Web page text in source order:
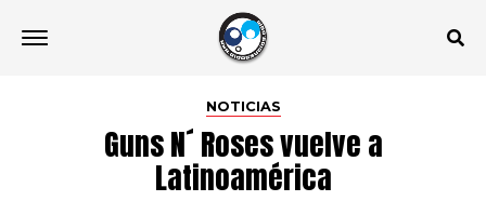
NOTICIAS
Guns N´ Roses vuelve a
Latinoamérica